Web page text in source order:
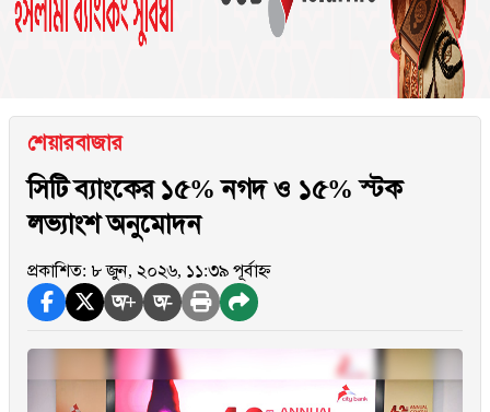
শেয়ারবাজার
সিটি ব্যাংকের ১৫% নগদ ও ১৫% স্টক
লভ্যাংশ অনুমোদন
প্রকাশিত: ৮ জুন, ২০২৬, ১১:৩৯ পূর্বাহ্ন
অ+ অ-